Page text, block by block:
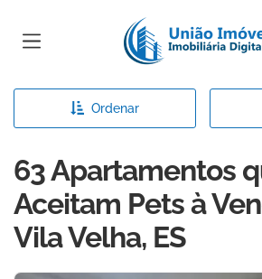
Página inicial
Ordenar
63 Apartamentos
Aceitam Pets à
Vila Velha, ES